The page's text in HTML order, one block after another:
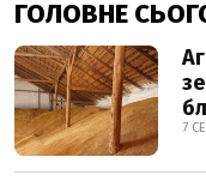
ГОЛОВНЕ
7